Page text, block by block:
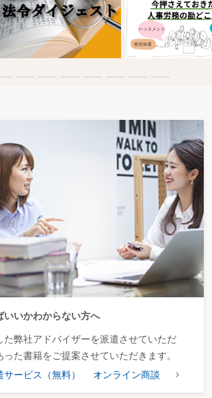
いいかわからない方へ
た弊社アドバイザーを派遣させていただ
った書籍をご提案させていただきます。
ービス（無料）
オンライン商談